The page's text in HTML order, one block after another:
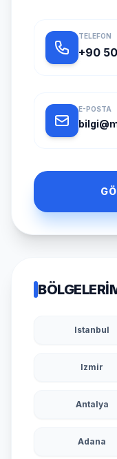
TELEFON
+90
E-POSTA
Istanbul
Izmir
Antalya
Adana